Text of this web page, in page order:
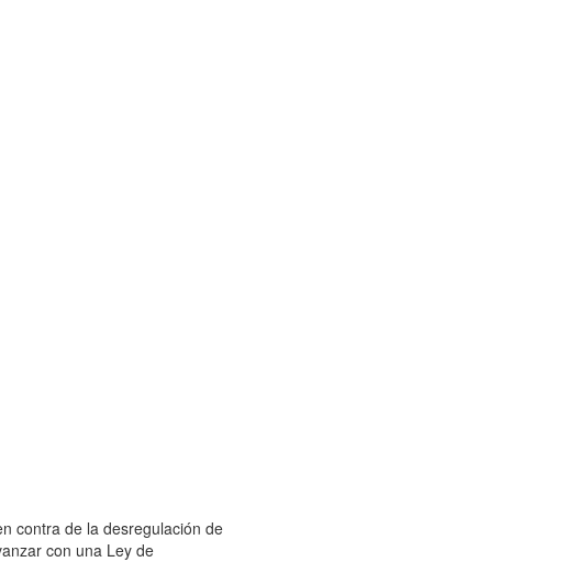
contra de la desregulación de
con una Ley de